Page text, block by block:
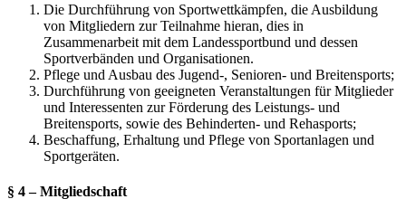
Die Durchführung von Sportwettkämpfen, die Ausbildung
von Mitgliedern zur Teilnahme hieran, dies in
Zusammenarbeit mit dem Landessportbund und dessen
Sportverbänden und Organisationen.
Pflege und Ausbau des Jugend-, Senioren- und Breitensports;
Durchführung von geeigneten Veranstaltungen für Mitglieder
und Interessenten zur Förderung des Leistungs- und
Breitensports, sowie des Behinderten- und Rehasports;
Beschaffung, Erhaltung und Pflege von Sportanlagen und
Sportgeräten.
§ 4 – Mitgliedschaft